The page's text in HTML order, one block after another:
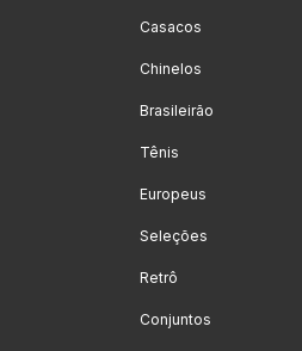
Casacos
Chinelos
Brasileirão
Tênis
Europeus
Seleções
Retrô
Conjuntos